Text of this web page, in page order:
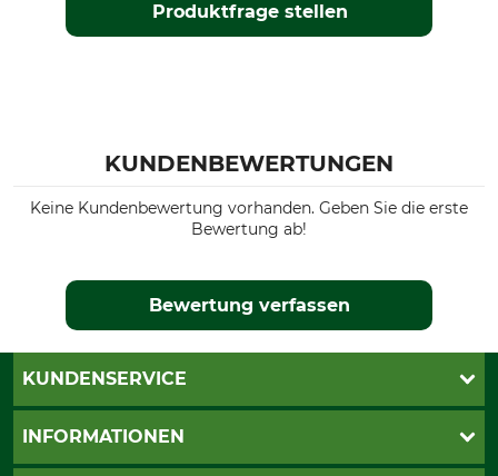
Produktfrage stellen
KUNDENBEWERTUNGEN
Keine Kundenbewertung vorhanden. Geben Sie die erste
Bewertung ab!
Bewertung verfassen
KUNDENSERVICE
Live-Shopping
INFORMATIONEN